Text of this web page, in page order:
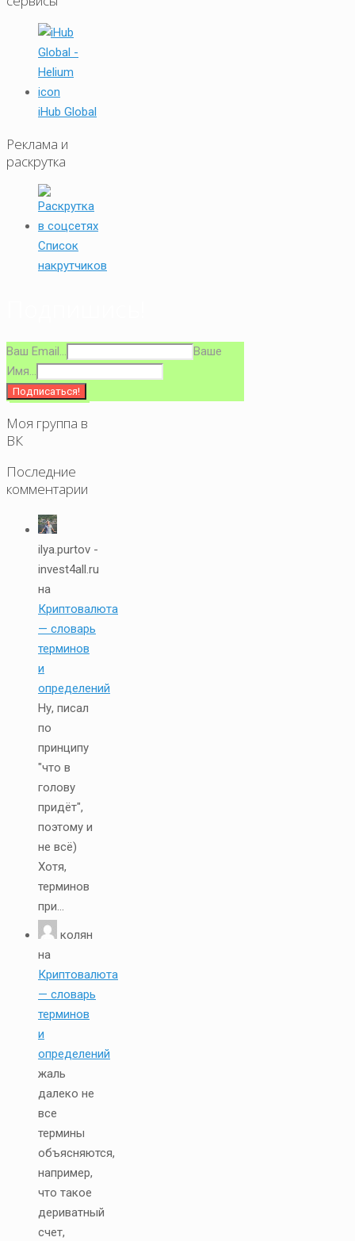
iHub Global
Реклама и
раскрутка
Список
накрутчиков
Ваш Email...
Ваше
Имя...
Моя группа в
ВК
Последние
комментарии
ilya.purtov -
invest4all.ru
на
Криптовалюта
— словарь
терминов
и
определений
Ну, писал
по
принципу
"что в
голову
придёт",
поэтому и
не всё)
Хотя,
терминов
при...
колян
на
Криптовалюта
— словарь
терминов
и
определений
жаль
далеко не
все
термины
объясняются,
например,
что такое
дериватный
счет,